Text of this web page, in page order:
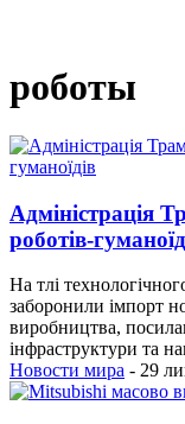
роботы
Адміністрація
роботів-
На тлі
заборонили імпорт
виробництва,
інфраструктури та
Новости мира - 29